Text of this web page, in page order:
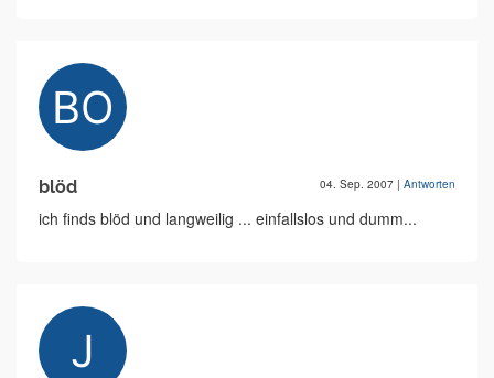
blöd 04. Sep. 2007 | Antworten
ich finds blöd und langweilig ... einfallslos und dumm...